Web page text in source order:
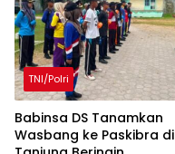
TNI/Polri
Babinsa DS Tanamkan
Wasbang ke Paskibra di